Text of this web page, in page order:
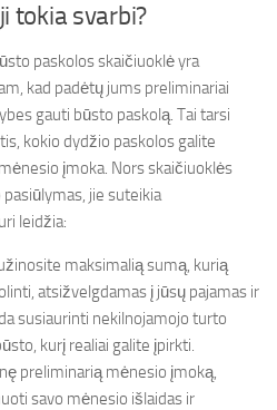
tokia svarbi?
paskolos skaičiuoklė yra
kad padėtų jums preliminariai
gauti būsto paskolą. Tai tarsi
kokio dydžio paskolos galite
įmoka. Nors skaičiuoklės
jie suteikia
leidžia:
maksimalią sumą, kurią
atsižvelgdamas į jūsų pajamas ir
susiaurinti nekilnojamojo turto
kurį realiai galite įpirkti.
preliminarią mėnesio įmoką,
savo mėnesio išlaidas ir